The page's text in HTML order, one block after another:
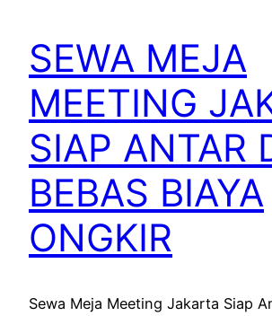
SEWA MEJA
MEETING
SIAP ANTAR
BEBAS BIAYA
ONGKIR
Sewa Meja Meeting Jakarta Siap